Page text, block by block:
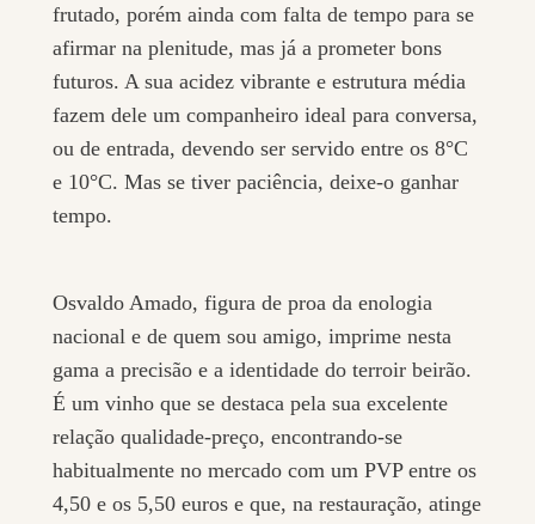
frutado, porém ainda com falta de tempo para se
afirmar na plenitude, mas já a prometer bons
futuros. A sua acidez vibrante e estrutura média
fazem dele um companheiro ideal para conversa,
ou de entrada, devendo ser servido entre os 8°C
e 10°C. Mas se tiver paciência, deixe-o ganhar
tempo.
Osvaldo Amado, figura de proa da enologia
nacional e de quem sou amigo, imprime nesta
gama a precisão e a identidade do terroir beirão.
É um vinho que se destaca pela sua excelente
relação qualidade-preço, encontrando-se
habitualmente no mercado com um PVP entre os
4,50 e os 5,50 euros e que, na restauração, atinge